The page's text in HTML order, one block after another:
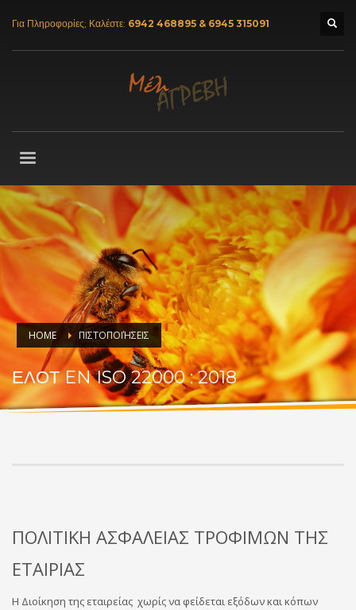
Για Πληροφορίες; Καλέστε: 6942 468895 & 6945 315091
HOME ΠΙΣΤΟΠΟΙΉΣΕΙΣ
ΕΛΟΤ EN ISO 22000 : 2018
ΠΟΛΙΤΙΚΗ ΑΣΦΑΛΕΙΑΣ ΤΡΟΦΙΜΩΝ ΤΗΣ
ΕΤΑΙΡΙΑΣ
Η Διοίκηση της εταιρείας χωρίς να φείδεται εξόδων και κόπων